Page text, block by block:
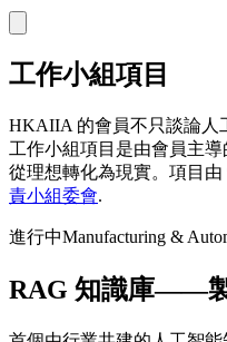
工作小組項目
HKAIIA 的會員不只談論
工作小組項目是由會員主
從理想轉化為現實。項目由
責小組委會.
進行中Manufacturing &
RAG 知識庫——